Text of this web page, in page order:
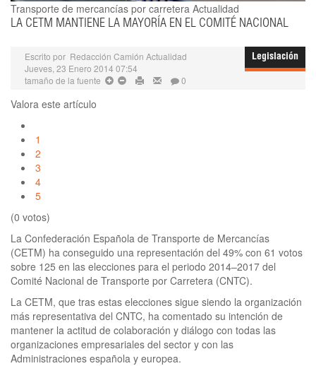
Transporte de mercancías por carretera Actualidad
LA CETM MANTIENE LA MAYORÍA EN EL COMITÉ NACIONAL
Legislación
Escrito por Redacción Camión Actualidad
Jueves, 23 Enero 2014 07:54
tamaño de la fuente
0
Valora este artículo
1
2
3
4
5
(0 votos)
La Confederación Española de Transporte de Mercancías
(CETM) ha conseguido una representación del 49% con 61 votos
sobre 125 en las elecciones para el periodo 2014–2017 del
Comité Nacional de Transporte por Carretera (CNTC).
La CETM, que tras estas elecciones sigue siendo la organización
más representativa del CNTC, ha comentado su intención de
mantener la actitud de colaboración y diálogo con todas las
organizaciones empresariales del sector y con las
Administraciones española y europea.